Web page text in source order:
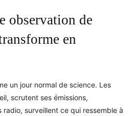
observation de
en
un jour normal de science. Les
scrutent ses émissions,
surveillent ce qui ressemble à